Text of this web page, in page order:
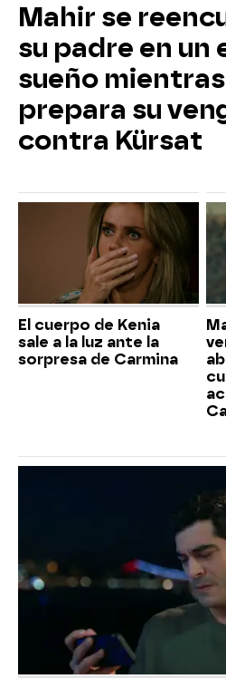
Mahir se
su padre en un
sueño
prepara su
contra Kürsat
El cuerpo de Kenia
sale a la luz ante la
sorpresa de Carmina